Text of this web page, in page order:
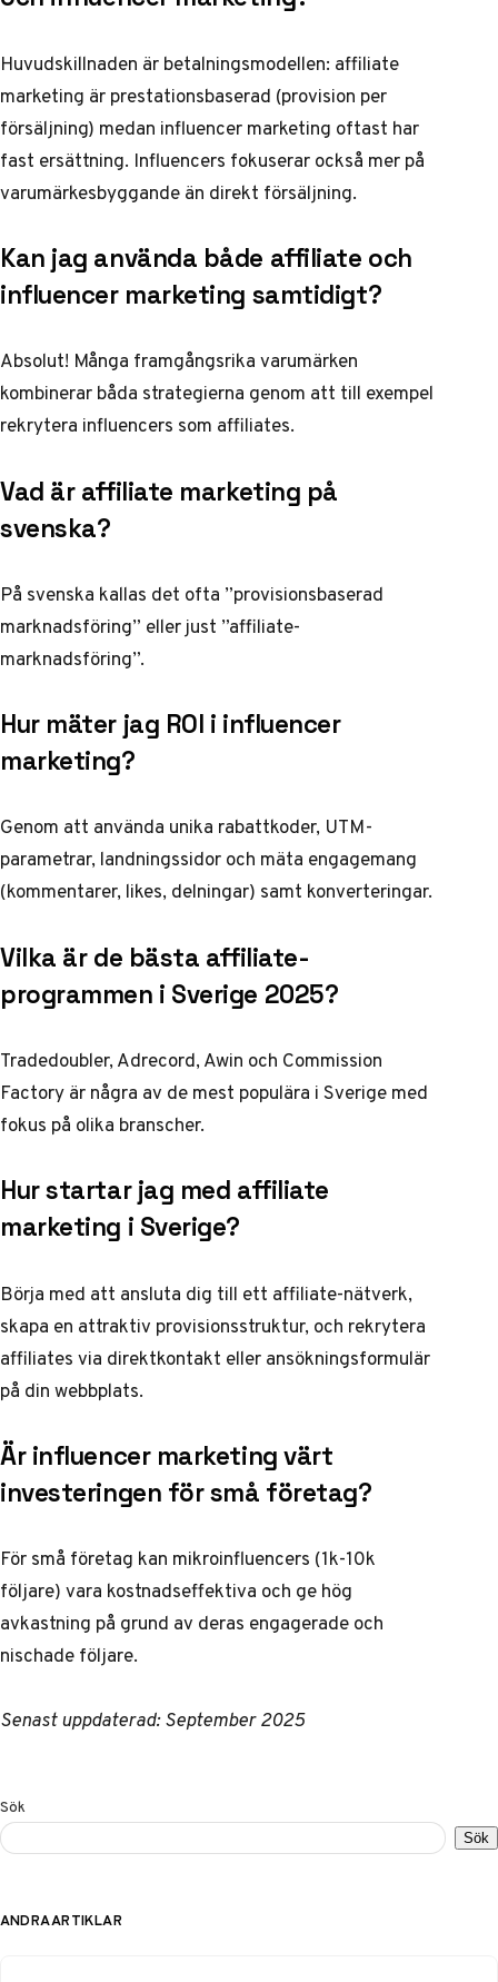
Huvudskillnaden är betalningsmodellen: affiliate
marketing är prestationsbaserad (provision per
försäljning) medan influencer marketing oftast har
fast ersättning. Influencers fokuserar också mer på
varumärkesbyggande än direkt försäljning.
Kan jag använda både affiliate och
influencer marketing samtidigt?
Absolut! Många framgångsrika varumärken
kombinerar båda strategierna genom att till exempel
rekrytera influencers som affiliates.
Vad är affiliate marketing på
svenska?
På svenska kallas det ofta ”provisionsbaserad
marknadsföring” eller just ”affiliate-
marknadsföring”.
Hur mäter jag ROI i influencer
marketing?
Genom att använda unika rabattkoder, UTM-
parametrar, landningssidor och mäta engagemang
(kommentarer, likes, delningar) samt konverteringar.
Vilka är de bästa affiliate-
programmen i Sverige 2025?
Tradedoubler, Adrecord, Awin och Commission
Factory är några av de mest populära i Sverige med
fokus på olika branscher.
Hur startar jag med affiliate
marketing i Sverige?
Börja med att ansluta dig till ett affiliate-nätverk,
skapa en attraktiv provisionsstruktur, och rekrytera
affiliates via direktkontakt eller ansökningsformulär
på din webbplats.
Är influencer marketing värt
investeringen för små företag?
För små företag kan mikroinfluencers (1k-10k
följare) vara kostnadseffektiva och ge hög
avkastning på grund av deras engagerade och
nischade följare.
Senast uppdaterad: September 2025
Sök
Sök
ANDRA ARTIKLAR